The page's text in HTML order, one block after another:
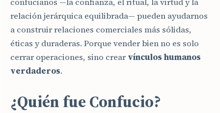
relación jerárquica equilibrada— pueden ayudarnos
a construir relaciones comerciales más sólidas,
éticas y duraderas. Porque vender bien no es solo
cerrar operaciones, sino crearvínculos humanos
verdaderos.
¿Quién fue Confucio?